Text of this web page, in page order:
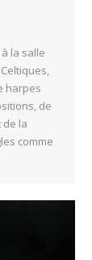
la salle
harpes
de
de la
comme